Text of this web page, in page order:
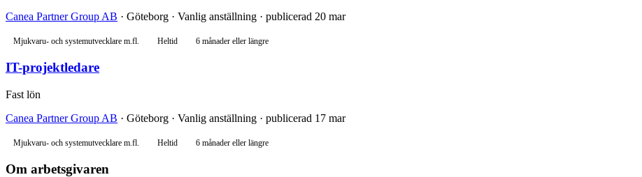
Canea Partner Group AB · Göteborg · Vanlig anställning · publicerad 20 mar
Mjukvaru- och systemutvecklare m.fl. Heltid 6 månader eller längre
IT-projektledare
Fast lön
Canea Partner Group AB · Göteborg · Vanlig anställning · publicerad 17 mar
Mjukvaru- och systemutvecklare m.fl. Heltid 6 månader eller längre
Om arbetsgivaren